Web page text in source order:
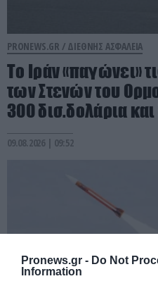
Pronews.gr - Do Not
Information
PRONEWS.GR / ΔΙΕΘΝΗΣ ΑΣΦΑΛΕΙΑ
Το Ιράν «παγώνει»
των Στενών του
300 δισ.δολάρια
09.08.2026 | 09:52